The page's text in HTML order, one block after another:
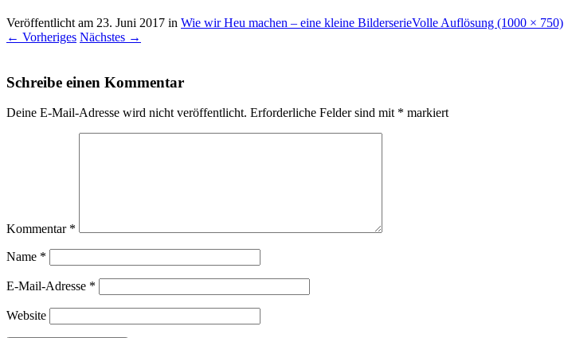
Veröffentlicht am 23. Juni 2017 in Wie wir Heu machen – eine kleine BilderserieVolle Auflösung (1000 × 750)
← Vorheriges Nächstes →
Schreibe einen Kommentar
Deine E-Mail-Adresse wird nicht veröffentlicht. Erforderliche Felder sind mit * markiert
Kommentar *
Name *
E-Mail-Adresse *
Website